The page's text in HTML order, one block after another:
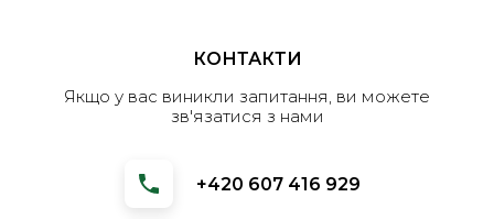
КОНТАКТИ
Якщо у вас виникли запитання, ви можете
зв'язатися з нами
+420 607 416 929